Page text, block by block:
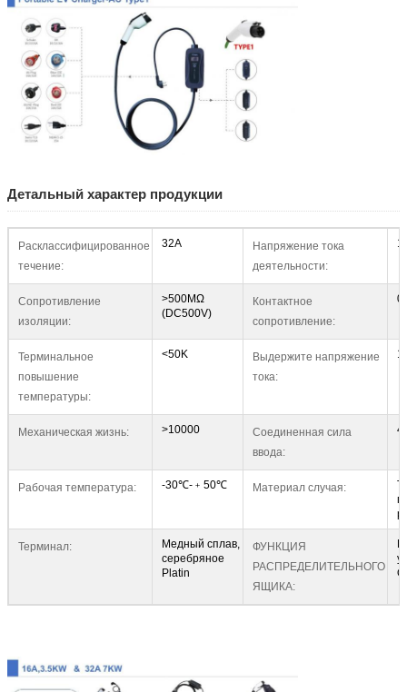
Детальный характер продукции
Расклассифицированное
течение:
32A
Напряжение тока
деятельности:
Сопротивление
изоляции:
>500MΩ
(DC500V)
Контактное
сопротивление:
Терминальное
повышение
температуры:
<50K
Выдержите напряжение
тока:
Механическая жизнь: >10000
Соединенная сила
ввода:
Рабочая температура: -30℃-﹢50℃ Материал случая:
Терминал:
Медный сплав,
серебряное
Platin
ФУНКЦИЯ
РАСПРЕДЕЛИТЕЛЬНОГО
ЯЩИКА: